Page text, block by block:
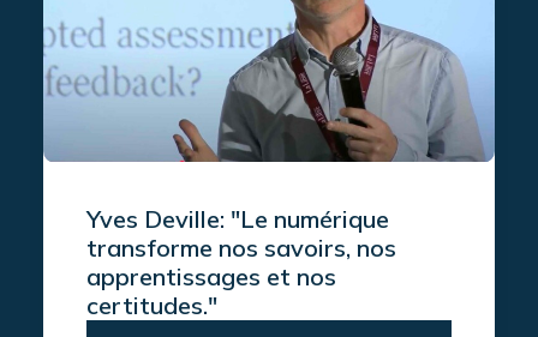
Yves Deville: "Le numérique
transforme nos savoirs, nos
apprentissages et nos
certitudes."